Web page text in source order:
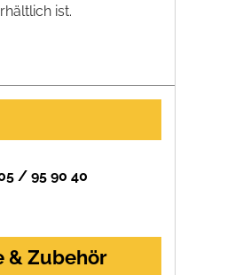
ist.
/ 95 90 40
& Zubehör